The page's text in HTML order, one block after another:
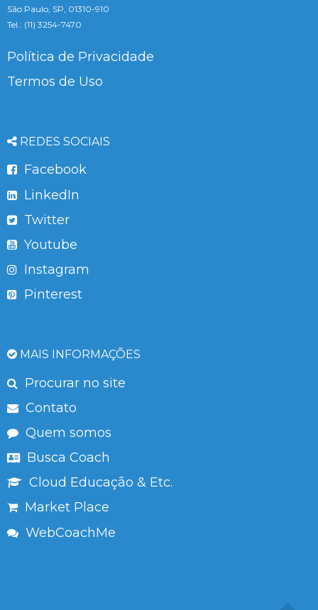
São Paulo, SP, 01310-910
Tel.: (11) 3254-7470
Política de Privacidade
Termos de Uso
REDES SOCIAIS
Facebook
LinkedIn
Twitter
Youtube
Instagram
Pinterest
MAIS INFORMAÇÕES
Procurar no site
Contato
Quem somos
Busca Coach
Cloud Educação & Etc.
Market Place
WebCoachMe